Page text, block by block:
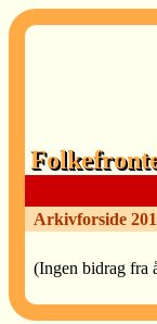
Arkivforside
(Ingen bidrag fra